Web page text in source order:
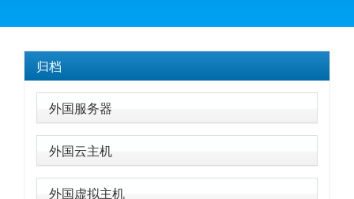
归档
外国服务器
外国云主机
外国虚拟主机